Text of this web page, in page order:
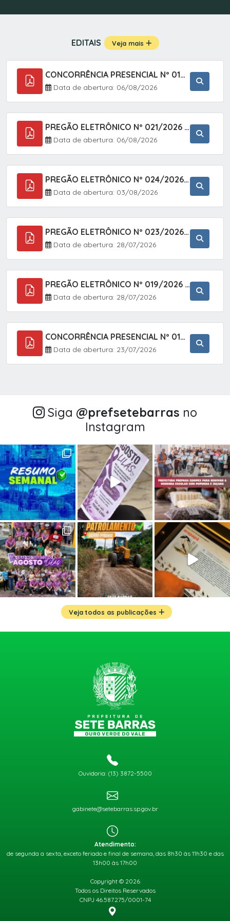
EDITAIS Veja mais
CONCORRÊNCIA PRESENCIAL Nº 019/2025 - PAVIMENTAÇÃO ASFÁLTICA EM TRECHO DA RUA 2 NO BAIRRO VILA SOARES NO MUNICÍPIO DE SETE BARRAS/SP.
Data de abertura: 06/08/2026
PREGÃO ELETRÔNICO Nº 021/2026 - AQUISIÇÃO DE CONTENTORES E CARRINHOS, DESTINADOS A COLETIVA E MANEJO DE RESÍDUOS SÓLIDOS, ATRAVÉS DO SISTEMA DE REGISTRO DE PREÇOS (SRP)
Data de abertura: 06/08/2026
PREGÃO ELETRÔNICO Nº 024/2026 - AQUISIÇÃO DE GÁS MEDICINAL TIPO OXIGÊNIO (1,00 M3, 3,00 M3 E 10,00 M3), EM ATENDIMENTO À SECRETARIA MUNICIPAL DE SAÚDE, ATRAVÉS DO SISTEMA DE REGISTRO DE PREÇOS (SRP)
Data de abertura: 03/08/2026
PREGÃO ELETRÔNICO Nº 023/2026 - AQUISIÇÃO DE ENXOVAL INFANTIL, EM ATENDIMENTO À SECRETARIA MUNICIPAL DE EDUCAÇÃO, ATRAVÉS DO SISTEMA DE REGISTRO DE PREÇOS (SRP).
Data de abertura: 28/07/2026
PREGÃO ELETRÔNICO Nº 019/2026 - CONTRATAÇÃO DE EMPRESA ESPECIALIZADA PARA A PRESTAÇÃO DE SERVIÇOS VETERINÁRIOS CLÍNICOS E CIRÚRGICOS, COM FOCO EM AÇÕES DE SAÚDE PÚBLICA, BEM-ESTAR ANIMAL E CONTROLE POPULACIONAL ÉTICO DE CÃES E GATOS, EM ATENDIMENTO À
Data de abertura: 28/07/2026
CONCORRÊNCIA PRESENCIAL Nº 018/2026 - PAVIMENTAÇÃO ASFÁLTICA NO BAIRRO VOTUPOCA ? ESTRADA DA RAPOSA, NO MUNICÍPIO DE SETE BARRAS/SP
Data de abertura: 23/07/2026
Siga @‌prefsetebarras no
Instagram
Veja todos as publicações
Ouvidoria: (13) 3872-5500
gabinete@setebarras.sp.gov.br
Atendimento:
de segunda a sexta, exceto feriado e final de semana, das 8h30 às 11h30 e das
13h00 às 17h00
Copyright © 2026
Todos os Direitos Reservados
CNPJ 46.587.275/0001-74